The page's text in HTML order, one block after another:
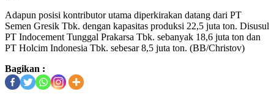
Adapun posisi kontributor utama diperkirakan datang dari PT
Semen Gresik Tbk. dengan kapasitas produksi 22,5 juta ton. Disusul
PT Indocement Tunggal Prakarsa Tbk. sebanyak 18,6 juta ton dan
PT Holcim Indonesia Tbk. sebesar 8,5 juta ton. (BB/Christov)
Bagikan :